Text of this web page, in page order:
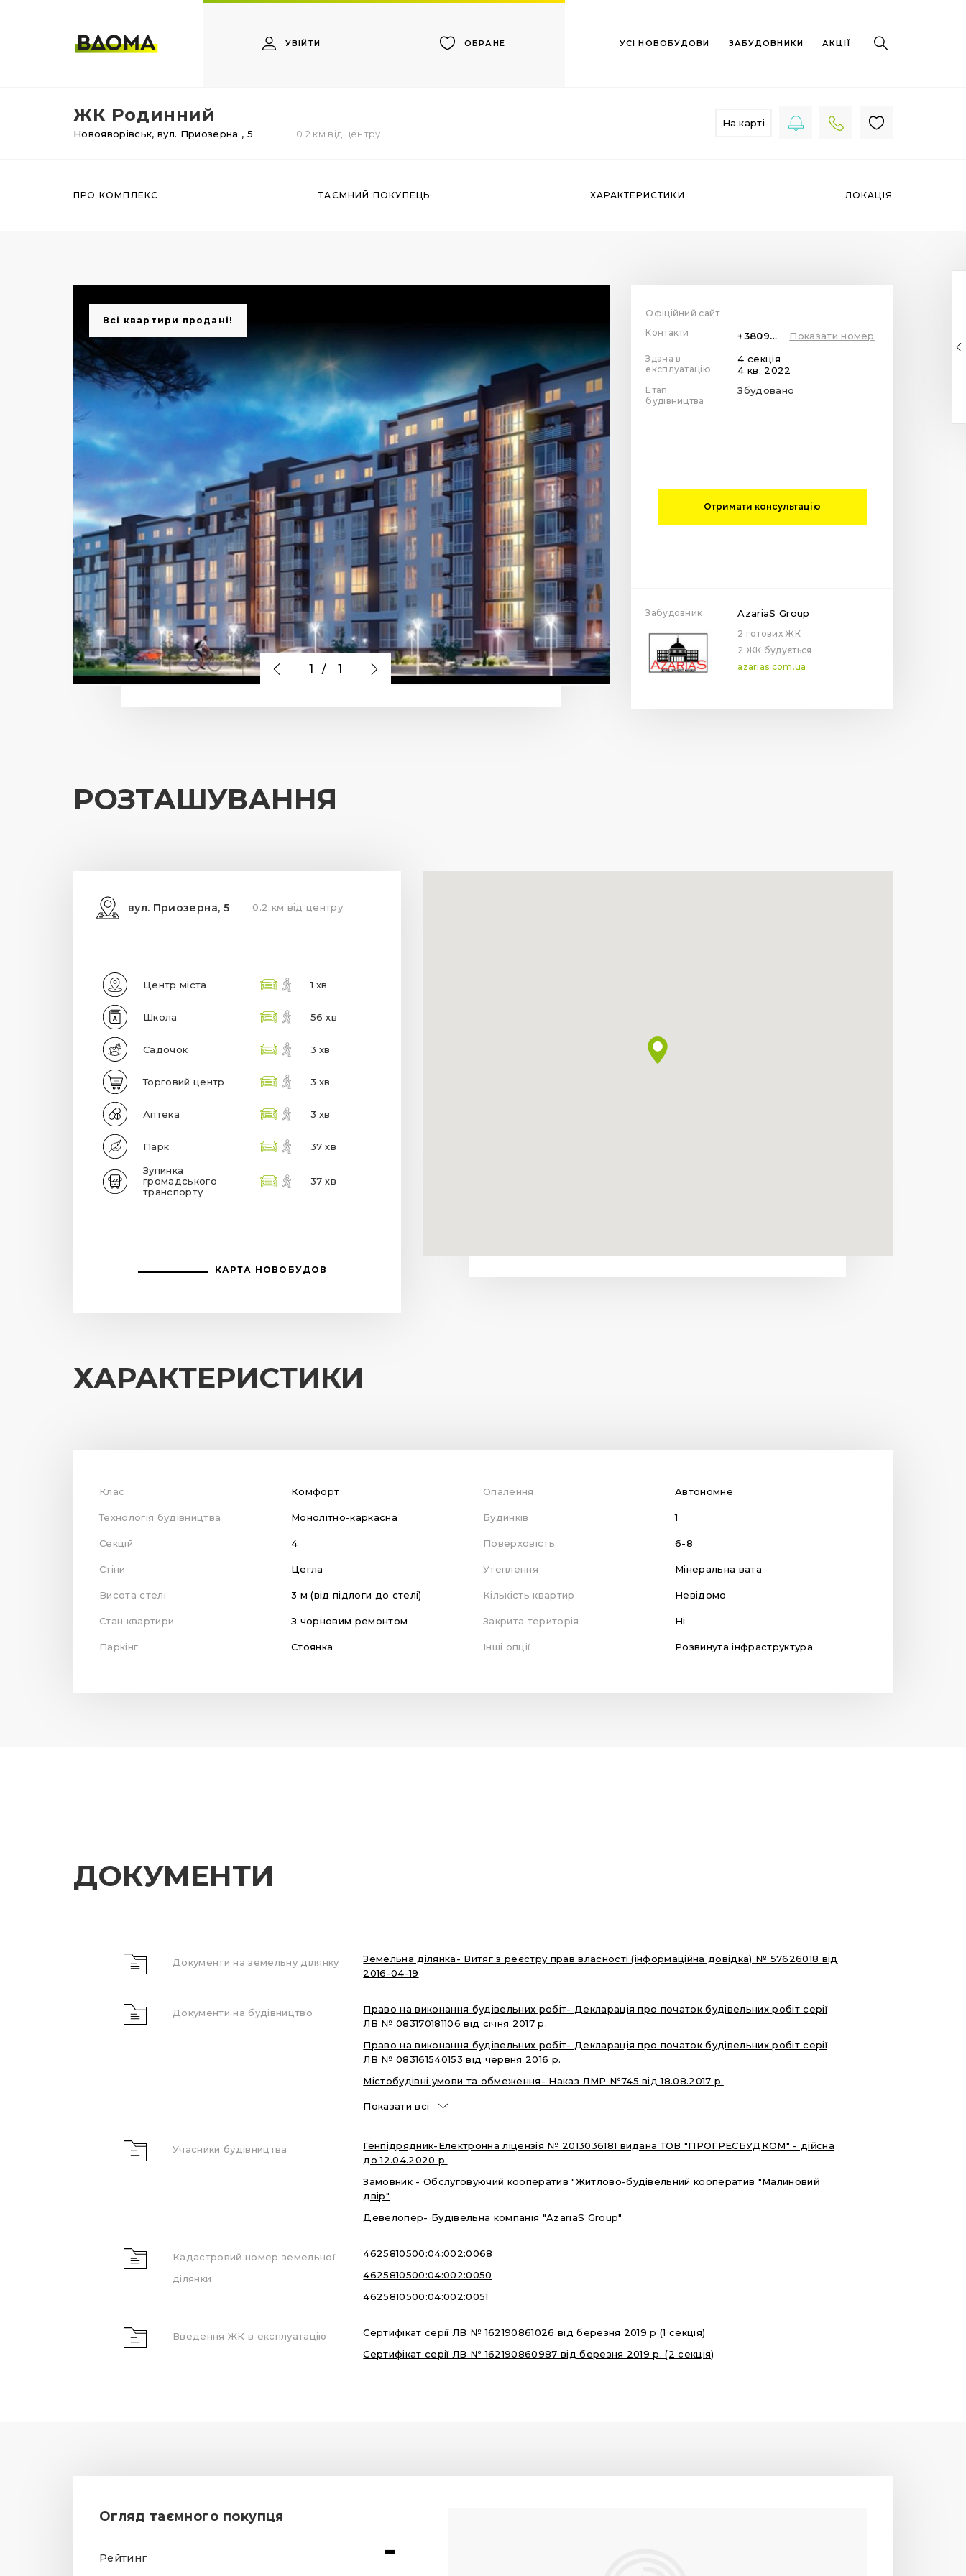
УВІЙТИ ОБРАНЕ УСІ НОВОБУДОВИ ЗАБУДОВНИКИ АКЦІЇ
ЖК Родинний
Новояворівськ, вул. Приозерна , 5 0.2 км від центру
На карті
ПРО КОМПЛЕКС ТАЄМНИЙ ПОКУПЕЦЬ ХАРАКТЕРИСТИКИ ЛОКАЦІЯ
1 / 1
Всі квартири продані!
Офіційний сайт
Контакти
+380936468787 Показати номер
Здача в
експлуатацію
4 секція
4 кв. 2022
Етап
будівництва
Збудовано
Отримати консультацію
Забудовник AzariaS Group
2 готових ЖК
2 ЖК будується
azarias.com.ua
РОЗТАШУВАННЯ
вул. Приозерна, 5 0.2 км від центру
Центр міста 1 хв
Школа 56 хв
Садочок 3 хв
Торговий центр 3 хв
Аптека 3 хв
Парк 37 хв
Зупинка
громадського
транспорту
37 хв
КАРТА НОВОБУДОВ
ХАРАКТЕРИСТИКИ
Клас Комфорт Опалення Автономне
Технологія будівництва Монолітно-каркасна Будинків 1
Секцій 4 Поверховість 6-8
Стіни Цегла Утеплення Мінеральна вата
Висота стелі 3 м (від підлоги до стелі) Кількість квартир Невідомо
Стан квартири З чорновим ремонтом Закрита територія Ні
Паркінг Стоянка Інші опції Розвинута інфраструктура
ДОКУМЕНТИ
Документи на земельну ділянку
Земельна ділянка- Витяг з реєстру прав власності (інформаційна довідка) № 57626018 від
2016-04-19
Документи на будівництво
Право на виконання будівельних робіт- Декларація про початок будівельних робіт серії
ЛВ № 083170181106 від січня 2017 р.
Право на виконання будівельних робіт- Декларація про початок будівельних робіт серії
ЛВ № 083161540153 від червня 2016 р.
Містобудівні умови та обмеження- Наказ ЛМР №745 від 18.08.2017 р.
Показати всі
Учасники будівництва
Генпідрядник-Електронна ліцензія № 2013036181 видана ТОВ "ПРОГРЕСБУДКОМ" - дійсна
до 12.04.2020 р.
Замовник - Обслуговуючий кооператив "Житлово-будівельний кооператив "Малиновий
двір"
Девелопер- Будівельна компанія "AzariaS Group"
Кадастровий номер земельної
ділянки
4625810500:04:002:0068
4625810500:04:002:0050
4625810500:04:002:0051
Введення ЖК в експлуатацію
Сертифікат серії ЛВ № 162190861026 від березня 2019 р (1 секція)
Сертифікат серії ЛВ № 162190860987 від березня 2019 р. (2 секція)
Огляд таємного покупця
Рейтинг -